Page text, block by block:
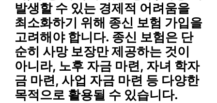
발생할 수 있는 경제적 어려움을
최소화하기 위해 종신 보험 가입을
고려해야 합니다. 종신 보험은 단
순히 사망 보장만 제공하는 것이
아니라, 노후 자금 마련, 자녀 학자
금 마련, 사업 자금 마련 등 다양한
목적으로 활용될 수 있습니다.